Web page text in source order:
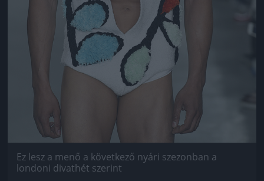
Ez lesz a menő a következő nyári szezonban a
londoni divathét szerint